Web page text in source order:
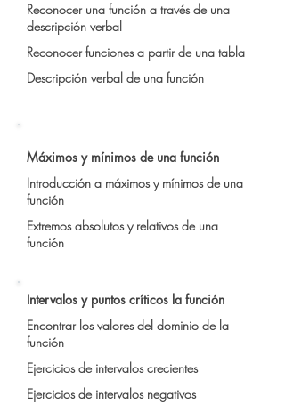
Reconocer una función a través de una
descripción verbal
Reconocer funciones a partir de una tabla
Descripción verbal de una función
​Máximos y mínimos de una función
Introducción a máximos y mínimos de una
función
Extremos absolutos y relativos de una
función
Intervalos y puntos críticos la función
Encontrar los valores del dominio de la
función
Ejercicios de intervalos crecientes
Ejercicios de intervalos negativos